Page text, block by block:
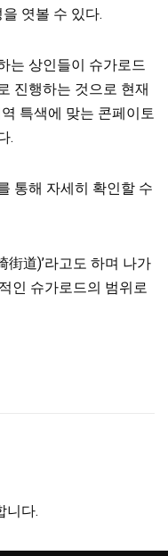
엿볼 수 있다.
는 상인들이 슈가로드
진행하는 것으로 현재
특색에 맞는 콘페이토
.
통해 자세히 확인할 수
街道)’라고도 하며 나가
인 슈가로드의 범위로
니다.